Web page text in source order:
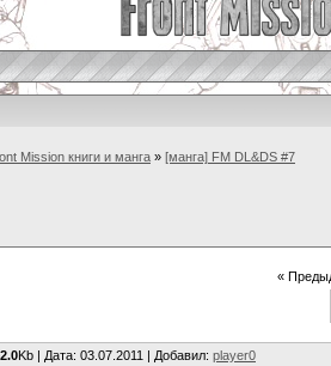
Mission книги и манга » [манга] FM DL&DS #7
«
Kb | Дата: 03.07.2011 | Добавил: player0